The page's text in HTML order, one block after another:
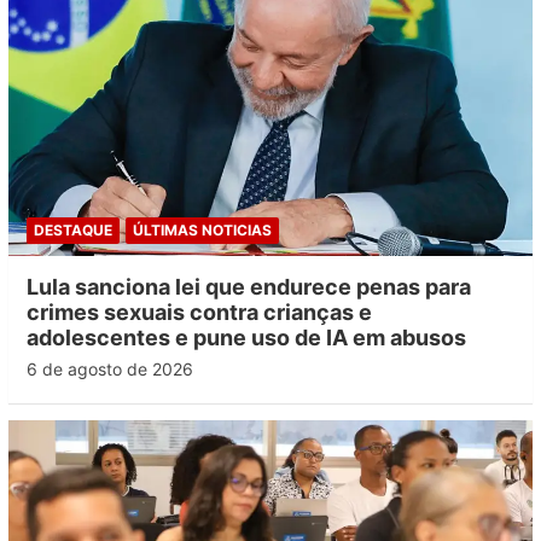
DESTAQUE ÚLTIMAS NOTICIAS
Lula sanciona lei que endurece penas para
crimes sexuais contra crianças e
adolescentes e pune uso de IA em abusos
6 de agosto de 2026